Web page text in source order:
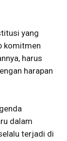
yang
komitmen
harus
harapan
dalam
terjadi di